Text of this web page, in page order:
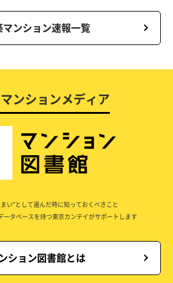
マンション速報一覧
ンションメディア
い”として選んだ時に知っておくべきこと
ータベースを持つ東京カンテイがサポートします
ション図書館とは